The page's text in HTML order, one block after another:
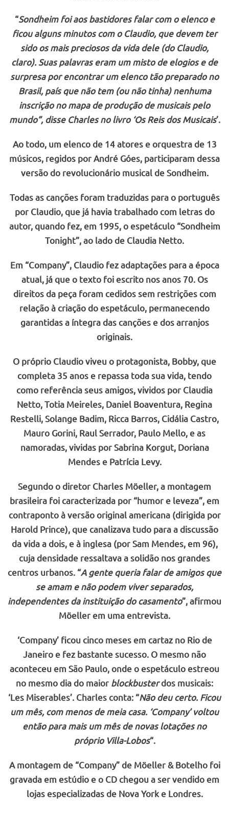
“Sondheim foi aos bastidores falar com o elenco e
ficou alguns minutos com o Claudio, que devem ter
sido os mais preciosos da vida dele (do Claudio,
claro). Suas palavras eram um misto de elogios e de
surpresa por encontrar um elenco tão preparado no
Brasil, país que não tem (ou não tinha) nenhuma
inscrição no mapa de produção de musicais pelo
mundo”, disse Charles no livro ‘Os Reis dos Musicais’.
Ao todo, um elenco de 14 atores e orquestra de 13
músicos, regidos por André Góes, participaram dessa
versão do revolucionário musical de Sondheim.
Todas as canções foram traduzidas para o português
por Claudio, que já havia trabalhado com letras do
autor, quando fez, em 1995, o espetáculo “Sondheim
Tonight”, ao lado de Claudia Netto.
Em “Company”, Claudio fez adaptações para a época
atual, já que o texto foi escrito nos anos 70. Os
direitos da peça foram cedidos sem restrições com
relação à criação do espetáculo, permanecendo
garantidas a íntegra das canções e dos arranjos
originais.
O próprio Claudio viveu o protagonista, Bobby, que
completa 35 anos e repassa toda sua vida, tendo
como referência seus amigos, vividos por Claudia
Netto, Totia Meireles, Daniel Boaventura, Regina
Restelli, Solange Badim, Ricca Barros, Cidália Castro,
Mauro Gorini, Raul Serrador, Paulo Mello, e as
namoradas, vividas por Sabrina Korgut, Doriana
Mendes e Patrícia Levy.
Segundo o diretor Charles Möeller, a montagem
brasileira foi caracterizada por “humor e leveza”, em
contraponto à versão original americana (dirigida por
Harold Prince), que canalizava tudo para a discussão
da vida a dois, e à inglesa (por Sam Mendes, em 96),
cuja densidade ressaltava a solidão nos grandes
centros urbanos. “A gente queria falar de amigos que
se amam e não podem viver separados,
independentes da instituição do casamento”, afirmou
Möeller em uma entrevista.
‘Company’ ficou cinco meses em cartaz no Rio de
Janeiro e fez bastante sucesso. O mesmo não
aconteceu em São Paulo, onde o espetáculo estreou
no mesmo dia do maior blockbusterdos musicais:
‘Les Miserables’. Charles conta: “Não deu certo. Ficou
um mês, com menos de meia casa. ‘Company’ voltou
então para mais um mês de novas lotações no
próprio Villa-Lobos“.
A montagem de “Company” de Möeller & Botelho foi
gravada em estúdio e o CD chegou a ser vendido em
lojas especializadas de Nova York e Londres.